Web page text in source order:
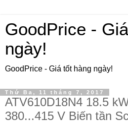
GoodPrice -
ngày!
GoodPrice - Giá tốt hàng ngày!
Thứ Ba, 11 tháng 7, 2017
ATV610D18N4 18.5
380...415 V Biến tần